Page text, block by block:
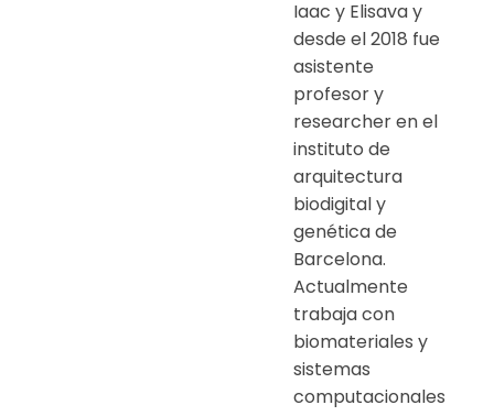
Iaac y Elisava y
desde el 2018 fue
asistente
profesor y
researcher en el
instituto de
arquitectura
biodigital y
genética de
Barcelona.
Actualmente
trabaja con
biomateriales y
sistemas
computacionales